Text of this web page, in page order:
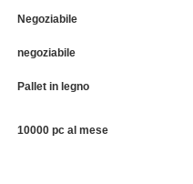
Negoziabile
negoziabile
Pallet in legno
10000 pc al mese